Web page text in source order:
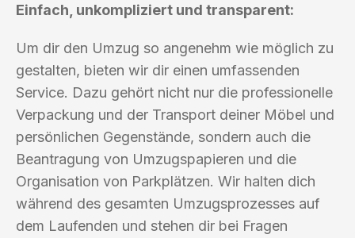
Einfach, unkompliziert und transparent:
Um dir den Umzug so angenehm wie möglich zu
gestalten, bieten wir dir einen umfassenden
Service. Dazu gehört nicht nur die professionelle
Verpackung und der Transport deiner Möbel und
persönlichen Gegenstände, sondern auch die
Beantragung von Umzugspapieren und die
Organisation von Parkplätzen. Wir halten dich
während des gesamten Umzugsprozesses auf
dem Laufenden und stehen dir bei Fragen